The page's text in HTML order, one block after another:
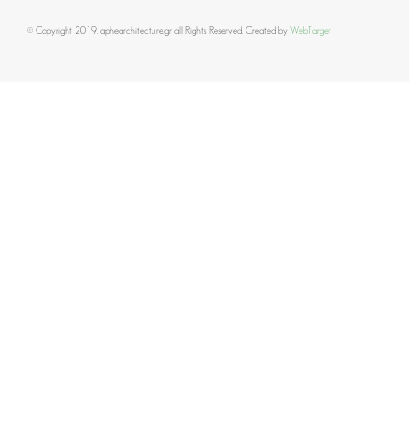
© Copyright 2019. aphearchitecture.gr all Rights Reserved. Created by WebTarget